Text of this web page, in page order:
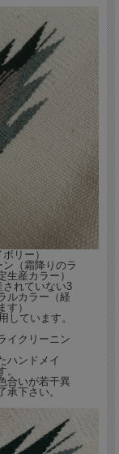
96cm、Levi's501や
のＴシャツでＭがちょ
ズ38がジャストでベス
、普段はサイズ40をち
リー）
（霜降りのラ
産カラー）
されていない3
ルカラー（経
）
しています。
イクリーニン
ハンドメイ
合いが若干異
下さい。